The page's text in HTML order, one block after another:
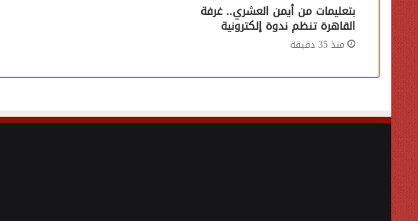
بتعليمات من أيمن العشري.. غرفة
القاهرة تنظم ندوة إلكترونية
منذ 35 دقيقة